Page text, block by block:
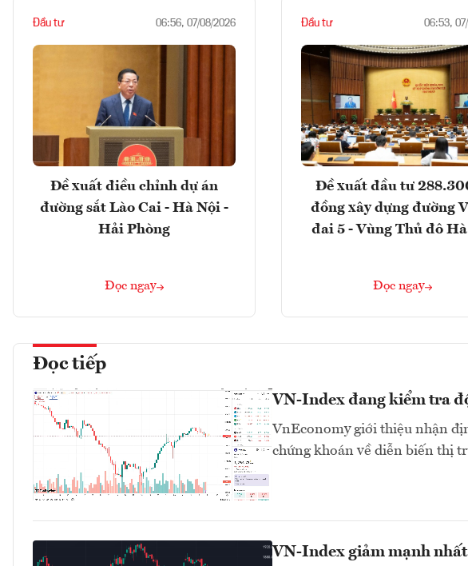
Đầu tư 06:56, 07/08/2026
Đề xuất điều chỉnh dự án
đường sắt Lào Cai - Hà Nội -
Hải Phòng
Đọc ngay
Đầu tư 06:53,
Đề xuất đầu tư
đồng xây dựng đường
đai 5 - Vùng Thủ đô
Đọc ngay
Đọc tiếp
VN-Index đang kiểm tra
VnEconomy giới thiệu nhận
chứng khoán về diễn biến thị
VN-Index giảm mạnh